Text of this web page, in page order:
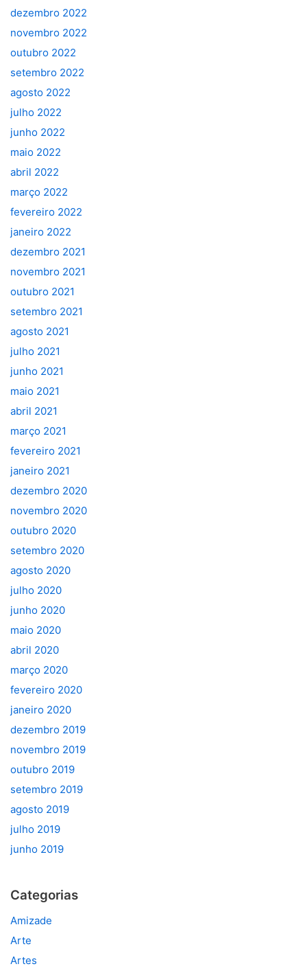
dezembro 2022
novembro 2022
outubro 2022
setembro 2022
agosto 2022
julho 2022
junho 2022
maio 2022
abril 2022
março 2022
fevereiro 2022
janeiro 2022
dezembro 2021
novembro 2021
outubro 2021
setembro 2021
agosto 2021
julho 2021
junho 2021
maio 2021
abril 2021
março 2021
fevereiro 2021
janeiro 2021
dezembro 2020
novembro 2020
outubro 2020
setembro 2020
agosto 2020
julho 2020
junho 2020
maio 2020
abril 2020
março 2020
fevereiro 2020
janeiro 2020
dezembro 2019
novembro 2019
outubro 2019
setembro 2019
agosto 2019
julho 2019
junho 2019
Categorias
Amizade
Arte
Artes